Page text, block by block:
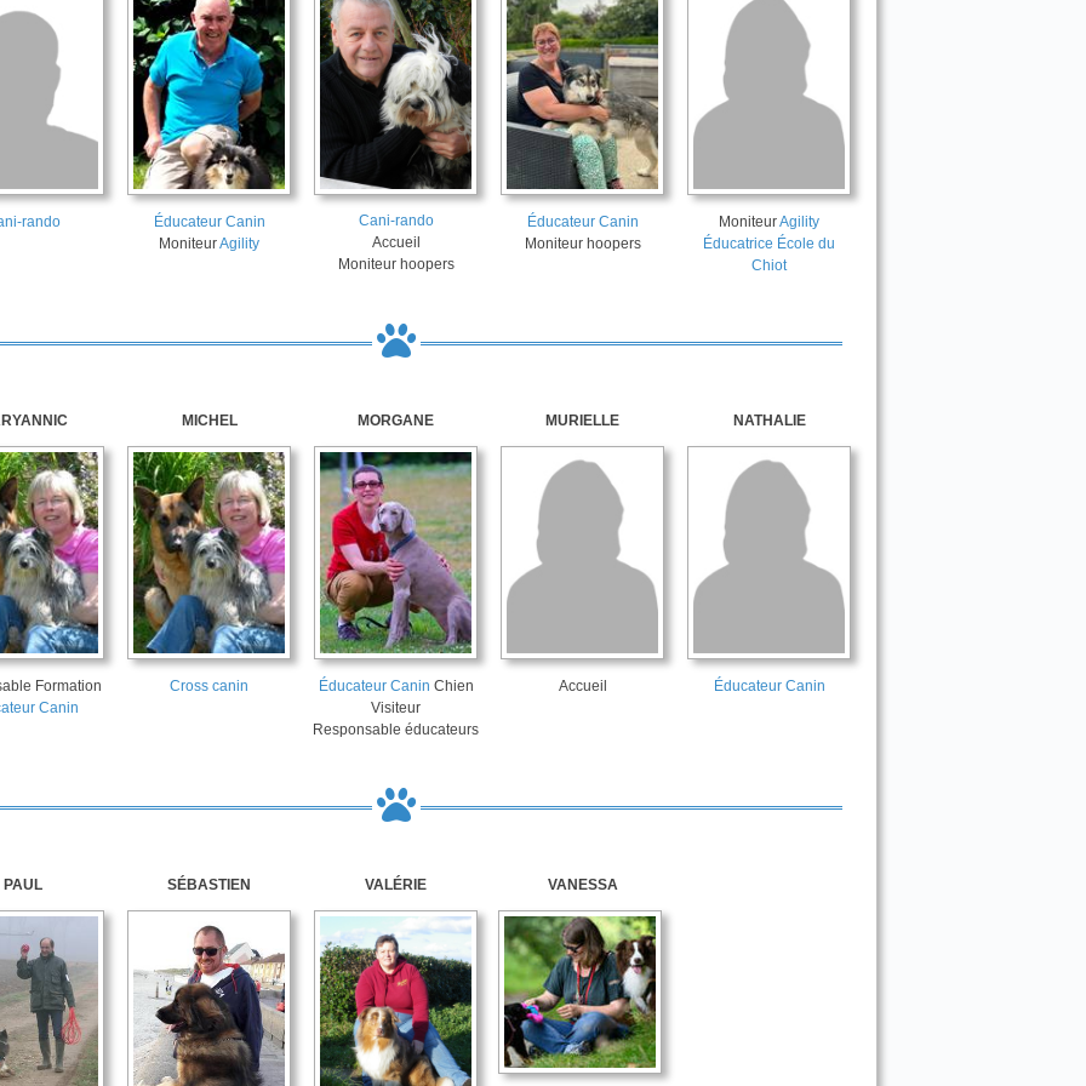
rando
Éducateur Canin
MoniteurAgility
Cani-rando
Accueil
Moniteur hoopers
Éducateur Canin
Moniteur hoopers
MoniteurAgility
Éducatrice École du
Chiot
Formation
Canin
MICHEL
Cross canin
MORGANE
Éducateur Canin Chien
Visiteur
Responsable éducateurs
MURIELLE
Accueil
NATHALIE
Éducateur Canin
PAUL SÉBASTIEN VALÉRIE VANESSA